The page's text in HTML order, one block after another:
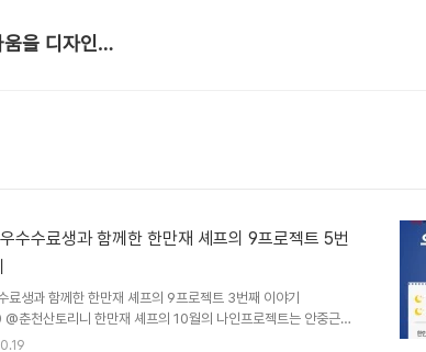
B:Origin_자기다움을 디자인합니다
수수료생과 함께한 한만재 셰프의 9프로젝트 5번
료생과 함께한 한만재 셰프의 9프로젝트 3번째 이야기
춘천산토리니 한만재 셰프의 10월의 나인프로젝트는 안중근브
께합니다. 매월 나인프로젝트를 진행한지 벌써 5번째다. 그런데